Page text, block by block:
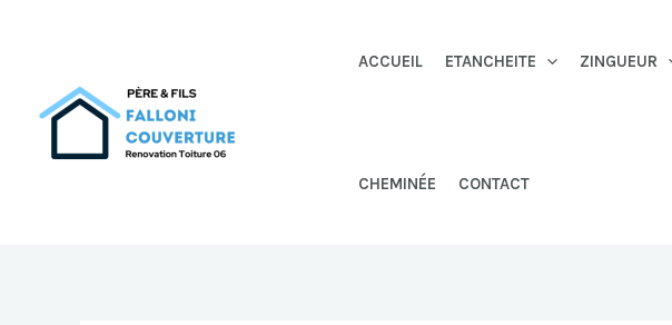
ACCUEIL ETANCHEITE ZINGUEUR
CHEMINÉE CONTACT